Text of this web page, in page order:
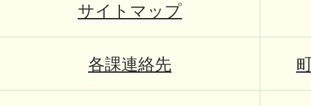
サイトマップ
各課連絡先